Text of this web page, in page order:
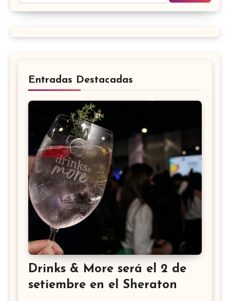
Entradas Destacadas
Drinks & More será el 2 de
setiembre en el Sheraton